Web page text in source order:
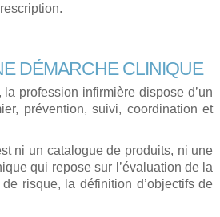
DÉMARCHE CLINIQUE
profession infirmière dispose d’un
prévention, suivi, coordination et
ni un catalogue de produits, ni une
qui repose sur l’évaluation de la
risque, la définition d’objectifs de